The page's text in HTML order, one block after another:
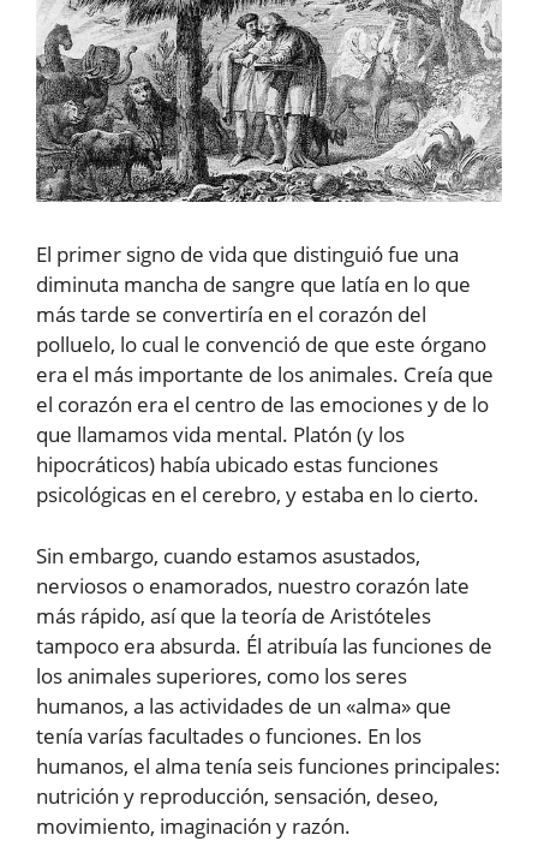
El primer signo de vida que distinguió fue una
diminuta mancha de sangre que latía en lo que
más tarde se convertiría en el corazón del
polluelo, lo cual le convenció de que este órgano
era el más importante de los animales. Creía que
el corazón era el centro de las emociones y de lo
que llamamos vida mental. Platón (y los
hipocráticos) había ubicado estas funciones
psicológicas en el cerebro, y estaba en lo cierto.
Sin embargo, cuando estamos asustados,
nerviosos o enamorados, nuestro corazón late
más rápido, así que la teoría de Aristóteles
tampoco era absurda. Él atribuía las funciones de
los animales superiores, como los seres
humanos, a las actividades de un «alma» que
tenía varías facultades o funciones. En los
humanos, el alma tenía seis funciones principales:
nutrición y reproducción, sensación, deseo,
movimiento, imaginación y razón.